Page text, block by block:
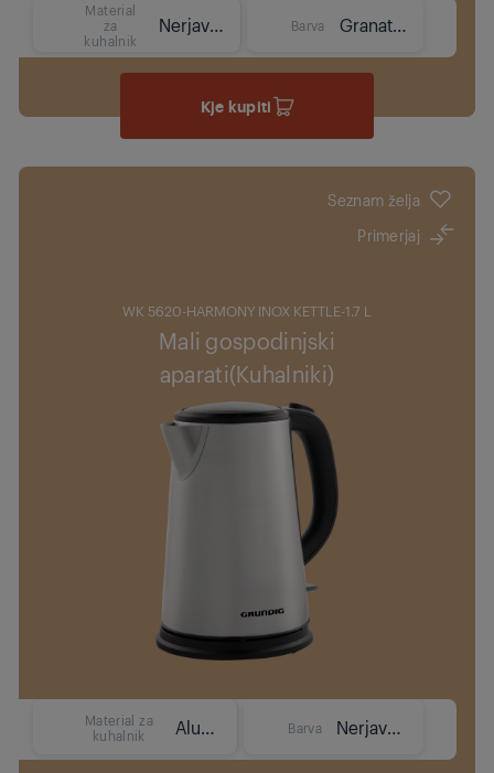
Material
za
kuhalnik
Nerjaveče jeklo Barva Granatno rdeča
Kje kupiti
Seznam želja
Primerjaj
WK 5620-HARMONY INOX KETTLE-1.7 L
Mali gospodinjski
aparati(Kuhalniki)
Material za
kuhalnik
Aluminij Barva Nerjaveče jeklo